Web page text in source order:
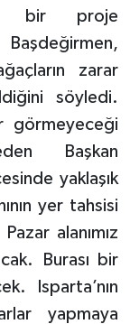
bir proje
Başdeğirmen,
zarar
söyledi.
görmeyeceği
Başkan
yaklaşık
yer tahsisi
alanımız
Burası bir
Isparta’nın
yapmaya